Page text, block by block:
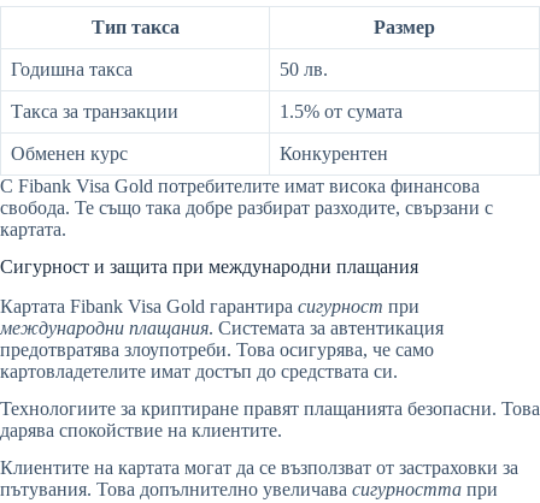
Тип такса Размер
Годишна такса 50 лв.
Такса за транзакции 1.5% от сумата
Обменен курс
Конкурентен
С Fibank Visa Gold потребителите имат висока финансова
свобода. Те също така добре разбират разходите, свързани с
картата.
Сигурност и защита при международни плащания
Картата Fibank Visa Gold гарантира сигурност при
международни плащания. Системата за автентикация
предотвратява злоупотреби. Това осигурява, че само
картовладетелите имат достъп до средствата си.
Технологиите за криптиране правят плащанията безопасни. Това
дарява спокойствие на клиентите.
Клиентите на картата могат да се възползват от застраховки за
пътувания. Това допълнително увеличава сигурността при